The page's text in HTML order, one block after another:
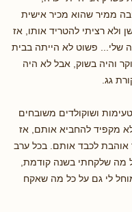
ממיר שהוא מכיר אישית
ולא רציתי להטריד אותו, אז
שלי... פשוט לא הייתה בבית
והיה בשוק, אבל לא היה
גג.
ושוקולדים משובחים
מקפיד להחביא אותם, אז
אוהבת לכבד אותם. בכל ערב
מה שלקחתי בשנה קודמת,
לי גם על כל מה שאקח